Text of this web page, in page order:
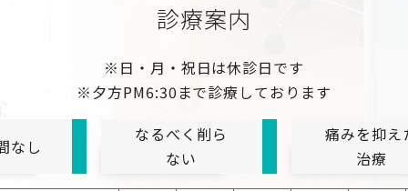
診療案内
※日・月・祝日は休診日です
※夕方PM6:30まで診療しております
なし
なるべく削ら
ない
痛みを抑え
治療